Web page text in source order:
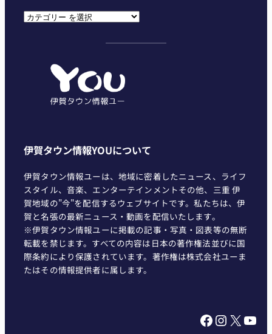
カ
伊賀タウン情報YOUについて
伊賀タウン情報ユーは、地域に密着したニュース、ライフ
スタイル、音楽、エンターテインメントその他、三重 伊
賀地域の"今"を配信するウェブサイトです。私たちは、伊
賀と名張の最新ニュース・動画を配信いたします。
※伊賀タウン情報ユーに掲載の記事・写真・図表等の無断
転載を禁じます。すべての内容は日本の著作権法並びに国
際条約により保護されています。著作権は株式会社ユーま
たはその情報提供者に属します。
Facebook InstagramX YouTube